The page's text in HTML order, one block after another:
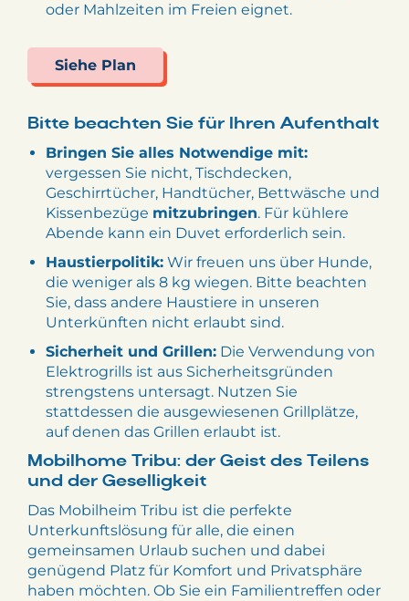
oder Mahlzeiten im Freien eignet.
Siehe Plan
Bitte beachten Sie für Ihren Aufenthalt
Bringen Sie alles Notwendige mit:
vergessen Sie nicht, Tischdecken,
Geschirrtücher, Handtücher, Bettwäsche und
Kissenbezüge mitzubringen. Für kühlere
Abende kann ein Duvet erforderlich sein.
Haustierpolitik: Wir freuen uns über Hunde,
die weniger als 8 kg wiegen. Bitte beachten
Sie, dass andere Haustiere in unseren
Unterkünften nicht erlaubt sind.
Sicherheit und Grillen: Die Verwendung von
Elektrogrills ist aus Sicherheitsgründen
strengstens untersagt. Nutzen Sie
stattdessen die ausgewiesenen Grillplätze,
auf denen das Grillen erlaubt ist.
Mobilhome Tribu: der Geist des Teilens
und der Geselligkeit
Das Mobilheim Tribu ist die perfekte
Unterkunftslösung für alle, die einen
gemeinsamen Urlaub suchen und dabei
genügend Platz für Komfort und Privatsphäre
haben möchten. Ob Sie ein Familientreffen oder